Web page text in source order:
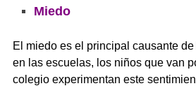
Miedo
El miedo es el principal causante
en las escuelas, los niños que van
colegio experimentan este